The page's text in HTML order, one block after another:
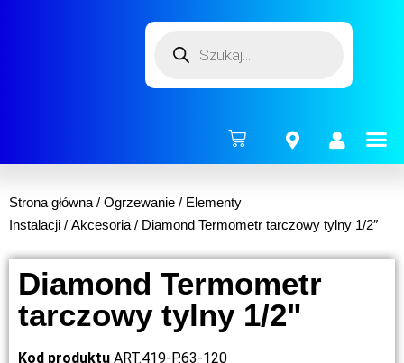
Strona główna / Ogrzewanie / Elementy
Instalacji / Akcesoria / Diamond Termometr tarczowy tylny 1/2″
Diamond Termometr
tarczowy tylny 1/2"
Kod produktu ART.419-P.63-120